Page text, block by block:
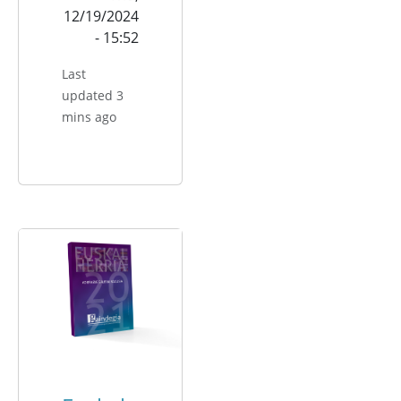
12/19/2024
- 15:52
Last
updated 3
mins ago